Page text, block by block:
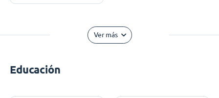
Ver más
Educación